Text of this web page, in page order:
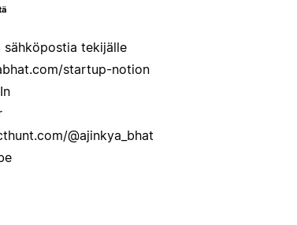
sähköpostia tekijälle
startup-notion
@ajinkya_bhat